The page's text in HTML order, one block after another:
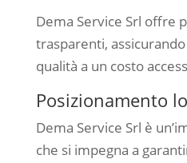
Dema Service Srl offre
trasparenti,
qualità a un costo
Posizionamento
Dema Service Srl è
che si impegna a